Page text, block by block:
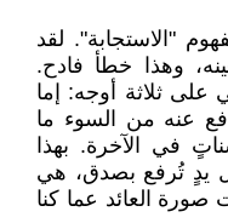
"الاستجابة". لقد
وهذا خطأ فادح.
على ثلاثة أوجه: إما
عنه من السوء ما
في الآخرة. بهذا
كل يدٍ تُرفع بصدق، هي
صورة العائد عما كنا